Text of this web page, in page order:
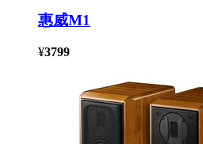
惠威M1
¥3799